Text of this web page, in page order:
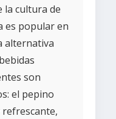
la cultura de
es popular en
alternativa
son
el pepino